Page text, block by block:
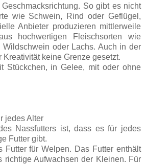
So gibt es nicht
wie Schwein, Rind oder Geflügel,
Anbieter produzieren mittlerweile
hochwertigen Fleischsorten wie
Wildschwein oder Lachs. Auch in der
Kreativität keine Grenze gesetzt.
Stückchen, in Gelee, mit oder ohne
jedes Alter
Nassfutters ist, dass es für jedes
Futter gibt.
Futter für Welpen. Das Futter enthält
richtige Aufwachsen der Kleinen. Für